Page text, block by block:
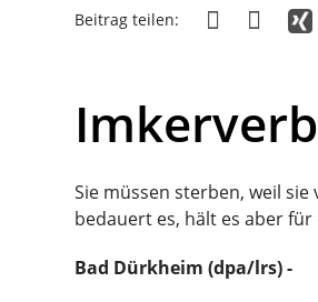
Beitrag teilen:
Sie müssen sterben, weil
bedauert es, hält es aber
Bad Dürkheim (dpa/lrs) -